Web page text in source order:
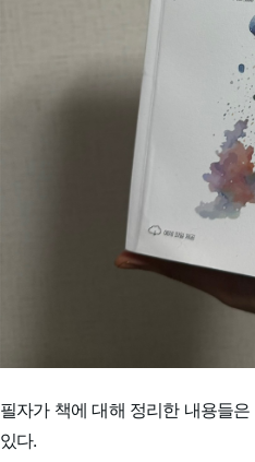
필자가 책에 대해 정리한 내용들은
있다.